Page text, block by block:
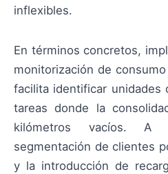
inflexibles.
En términos concretos,
monitorización de
facilita identificar unidades
tareas donde la
kilómetros vacíos. A
segmentación de clientes
y la introducción de